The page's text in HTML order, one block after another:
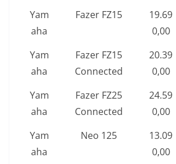
Yam
aha
Fazer FZ15
19.69
0,00
Yam
aha
Fazer FZ15
Connected
20.39
0,00
Yam
aha
Fazer FZ25
Connected
24.59
0,00
Yam
aha
Neo 125
13.09
0,00